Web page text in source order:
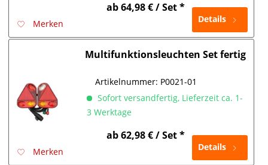
ab 64,98 € / Set *
Merken Details
Multifunktionsleuchten Set fertig
Sofort versandfertig, Lieferzeit ca. 1-
3 Werktage
Artikelnummer: P0021-01
ab 62,98 € / Set *
Merken Details